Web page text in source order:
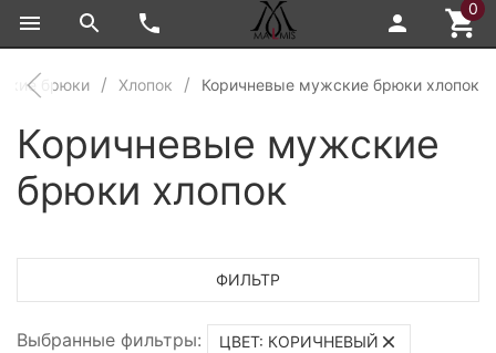
0
брюки Хлопок Коричневые мужские брюки хлопок
Коричневые мужские
брюки хлопок
ФИЛЬТР
Выбранные фильтры: ЦВЕТ: КОРИЧНЕВЫЙ